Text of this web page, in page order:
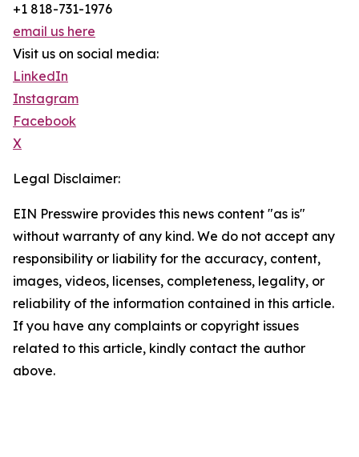
+1 818-731-1976
email us here
Visit us on social media:
LinkedIn
Instagram
Facebook
X
Legal Disclaimer:
EIN Presswire provides this news content "as is"
without warranty of any kind. We do not accept any
responsibility or liability for the accuracy, content,
images, videos, licenses, completeness, legality, or
reliability of the information contained in this article.
If you have any complaints or copyright issues
related to this article, kindly contact the author
above.